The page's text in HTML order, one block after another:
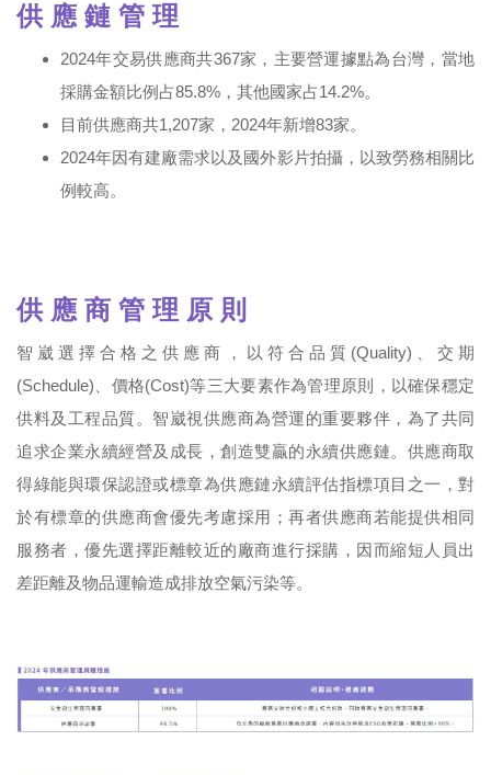
供 應 鏈 管 理
2024年交易供應商共367家，主要營運據點為台灣，當地
採購金額比例占85.8%，其他國家占14.2%。
目前供應商共1,207家，2024年新增83家。
2024年因有建廠需求以及國外影片拍攝，以致勞務相關比
例較高。
供 應 商 管 理 原 則
智崴選擇合格之供應商，以符合品質(Quality)、交期
(Schedule)、價格(Cost)等三大要素作為管理原則，以確保穩定
供料及工程品質。智崴視供應商為營運的重要夥伴，為了共同
追求企業永續經營及成長，創造雙贏的永續供應鏈。供應商取
得綠能與環保認證或標章為供應鏈永續評估指標項目之一，對
於有標章的供應商會優先考慮採用；再者供應商若能提供相同
服務者，優先選擇距離較近的廠商進行採購，因而縮短人員出
差距離及物品運輸造成排放空氣污染等。